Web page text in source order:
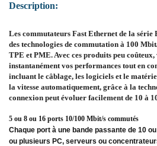
Description:
Les commutateurs Fast Ethernet de la série
des technologies de commutation à 100
TPE et PME. Avec ces produits peu
instantanément vos performances tout en
incluant le câblage, les logiciels et le
la vitesse automatiquement, grâce à la
connexion peut évoluer facilement de 10 à
5 ou 8 ou 16 ports 10/100 Mbit/s commutés
Chaque port à une bande passante de 10
ou plusieurs PC, serveurs ou